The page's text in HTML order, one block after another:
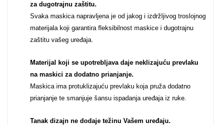
za dugotrajnu zaštitu.
Svaka maskica napravljena je od jakog i izdržljivog troslojnog
materijala koji garantira fleksibilnost maskice i dugotrajnu
zaštitu vašeg uređaja.
Materijal koji se upotrebljava daje neklizajuću prevlaku
na maskici za dodatno prianjanje.
Maskica ima protuklizajuću prevlaku koja pruža dodatno
prianjanje te smanjuje šansu ispadanja uređaja iz ruke.
Tanak dizajn ne dodaje težinu Vašem uređaju.
Monogrami
Za njega Za nju